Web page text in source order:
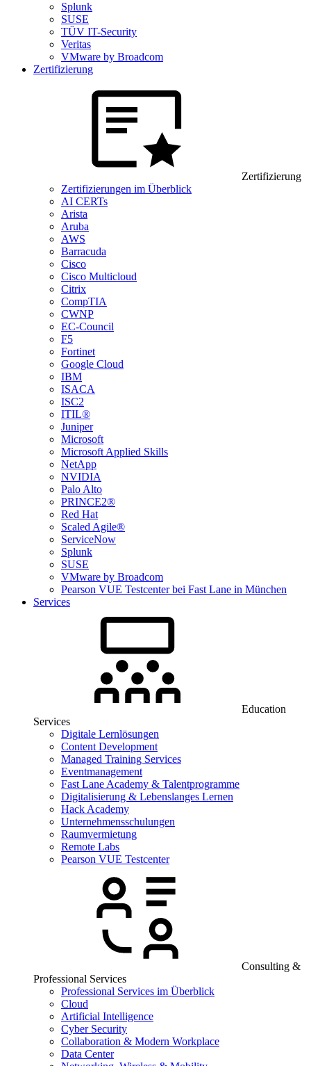
Splunk
SUSE
TÜV IT-Security
Veritas
VMware by Broadcom
Zertifizierung
Zertifizierung
Zertifizierungen im Überblick
AI CERTs
Arista
Aruba
AWS
Barracuda
Cisco
Cisco Multicloud
Citrix
CompTIA
CWNP
EC-Council
F5
Fortinet
Google Cloud
IBM
ISACA
ISC2
ITIL®
Juniper
Microsoft
Microsoft Applied Skills
NetApp
NVIDIA
Palo Alto
PRINCE2®
Red Hat
Scaled Agile®
ServiceNow
Splunk
SUSE
VMware by Broadcom
Pearson VUE Testcenter bei Fast Lane in München
Services
Education
Services
Digitale Lernlösungen
Content Development
Managed Training Services
Eventmanagement
Fast Lane Academy & Talentprogramme
Digitalisierung & Lebenslanges Lernen
Hack Academy
Unternehmensschulungen
Raumvermietung
Remote Labs
Pearson VUE Testcenter
Consulting &
Professional Services
Professional Services im Überblick
Cloud
Artificial Intelligence
Cyber Security
Collaboration & Modern Workplace
Data Center